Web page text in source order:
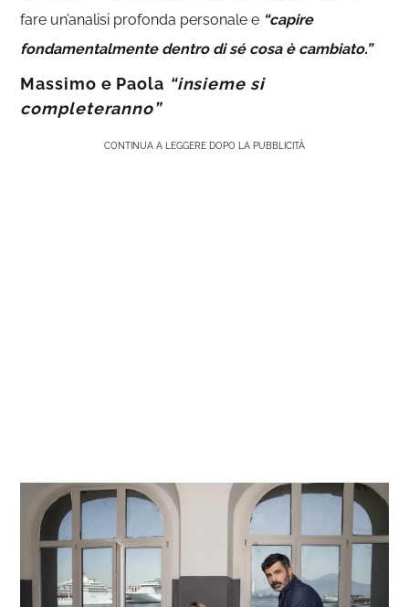
fare un’analisi profonda personale e “capire
fondamentalmente dentro di sé cosa è cambiato.”
Massimo e Paola “insieme si
completeranno”
CONTINUA A LEGGERE DOPO LA PUBBLICITÀ